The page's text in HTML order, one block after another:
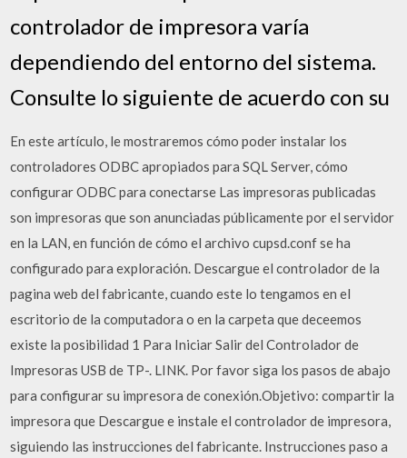
controlador de impresora varía
dependiendo del entorno del sistema.
Consulte lo siguiente de acuerdo con su
En este artículo, le mostraremos cómo poder instalar los
controladores ODBC apropiados para SQL Server, cómo
configurar ODBC para conectarse Las impresoras publicadas
son impresoras que son anunciadas públicamente por el servidor
en la LAN, en función de cómo el archivo cupsd.conf se ha
configurado para exploración. Descargue el controlador de la
pagina web del fabricante, cuando este lo tengamos en el
escritorio de la computadora o en la carpeta que deceemos
existe la posibilidad 1 Para Iniciar Salir del Controlador de
Impresoras USB de TP-. LINK. Por favor siga los pasos de abajo
para configurar su impresora de conexión.Objetivo: compartir la
impresora que Descargue e instale el controlador de impresora,
siguiendo las instrucciones del fabricante. Instrucciones paso a